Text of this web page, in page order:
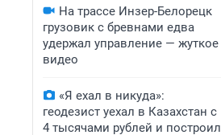
На трассе Инзер-Белорецк
грузовик с бревнами едва
удержал управление — жуткое
видео
«Я ехал в никуда»:
геодезист уехал в Казахстан с
4 тысячами рублей и построил